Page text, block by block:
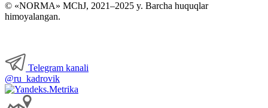
© «NORMA» MChJ, 2021–2025 y. Barcha huquqlar
himoyalangan.
Telegram kanali
@ru_kadrovik